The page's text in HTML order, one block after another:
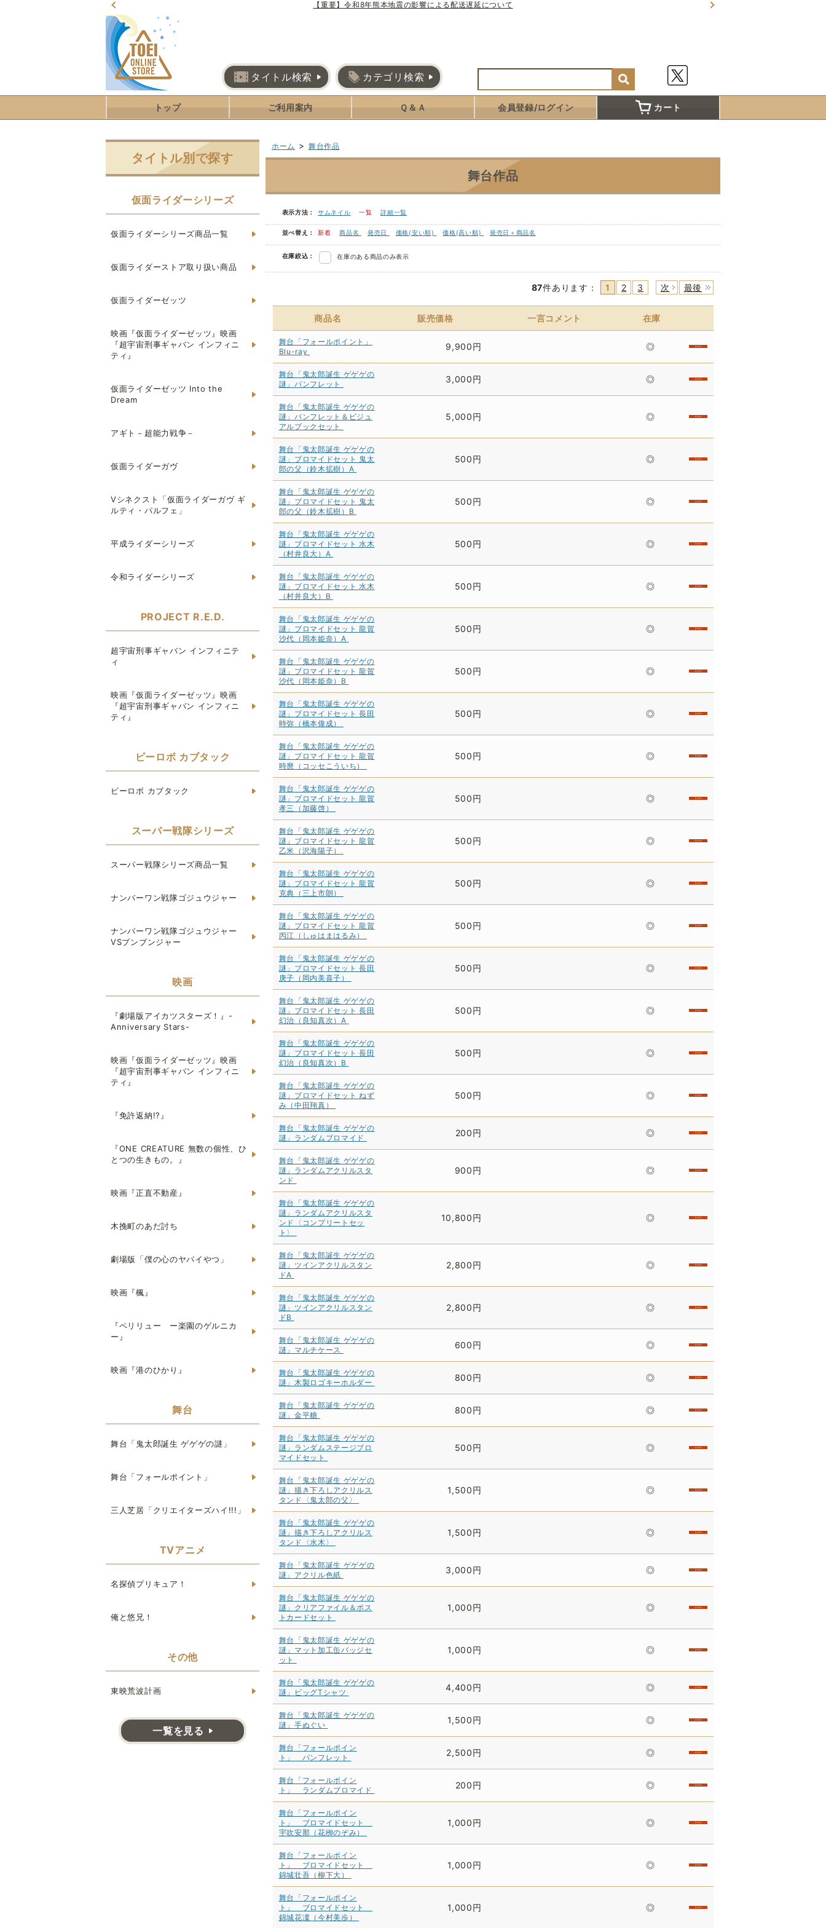
【重要】令和8年熊本地震の影響による配送遅延について
タイトル検索 カテゴリ検索
トップ ご利用案内 Ｑ＆Ａ 会員登録/ログイン カート
ホーム > 舞台作品
舞台作品
表示方法： サムネイル 一覧 詳細一覧
並べ替え： 新着 商品名 発売日 価格(安い順) 価格(高い順) 発売日＋商品名
在庫絞込： 在庫のある商品のみ表示
87件あります ： 1 2 3 次 最後
商品名 販売価格 一言コメント 在庫
舞台「フォールポイント」
Blu-ray
9,900円 ◎
舞台「鬼太郎誕生 ゲゲゲの
謎」パンフレット
3,000円 ◎
舞台「鬼太郎誕生 ゲゲゲの
謎」パンフレット＆ビジュ
アルブックセット
5,000円 ◎
舞台「鬼太郎誕生 ゲゲゲの
謎」ブロマイドセット 鬼太
郎の父（鈴木拡樹）A
500円 ◎
舞台「鬼太郎誕生 ゲゲゲの
謎」ブロマイドセット 鬼太
郎の父（鈴木拡樹）B
500円 ◎
舞台「鬼太郎誕生 ゲゲゲの
謎」ブロマイドセット 水木
（村井良大）A
500円 ◎
舞台「鬼太郎誕生 ゲゲゲの
謎」ブロマイドセット 水木
（村井良大）B
500円 ◎
舞台「鬼太郎誕生 ゲゲゲの
謎」ブロマイドセット 龍賀
沙代（岡本姫奈）A
500円 ◎
舞台「鬼太郎誕生 ゲゲゲの
謎」ブロマイドセット 龍賀
沙代（岡本姫奈）B
500円 ◎
舞台「鬼太郎誕生 ゲゲゲの
謎」ブロマイドセット 長田
時弥（橋本偉成）
500円 ◎
舞台「鬼太郎誕生 ゲゲゲの
謎」ブロマイドセット 龍賀
時麿（コッセこういち）
500円 ◎
舞台「鬼太郎誕生 ゲゲゲの
謎」ブロマイドセット 龍賀
孝三（加藤啓）
500円 ◎
舞台「鬼太郎誕生 ゲゲゲの
謎」ブロマイドセット 龍賀
乙米（沢海陽子）
500円 ◎
舞台「鬼太郎誕生 ゲゲゲの
謎」ブロマイドセット 龍賀
克典（三上市朗）
500円 ◎
舞台「鬼太郎誕生 ゲゲゲの
謎」ブロマイドセット 龍賀
丙江（しゅはまはるみ）
500円 ◎
舞台「鬼太郎誕生 ゲゲゲの
謎」ブロマイドセット 長田
庚子（岡内美喜子）
500円 ◎
舞台「鬼太郎誕生 ゲゲゲの
謎」ブロマイドセット 長田
幻治（良知真次）A
500円 ◎
舞台「鬼太郎誕生 ゲゲゲの
謎」ブロマイドセット 長田
幻治（良知真次）B
500円 ◎
舞台「鬼太郎誕生 ゲゲゲの
謎」ブロマイドセット ねず
み（中田翔真）
500円 ◎
舞台「鬼太郎誕生 ゲゲゲの
謎」ランダムブロマイド
200円 ◎
舞台「鬼太郎誕生 ゲゲゲの
謎」ランダムアクリルスタ
ンド
900円 ◎
舞台「鬼太郎誕生 ゲゲゲの
謎」ランダムアクリルスタ
ンド〈コンプリートセッ
ト〉
10,800円 ◎
舞台「鬼太郎誕生 ゲゲゲの
謎」ツインアクリルスタン
ドA
2,800円 ◎
舞台「鬼太郎誕生 ゲゲゲの
謎」ツインアクリルスタン
ドB
2,800円 ◎
舞台「鬼太郎誕生 ゲゲゲの
謎」マルチケース
600円 ◎
舞台「鬼太郎誕生 ゲゲゲの
謎」木製ロゴキーホルダー
800円 ◎
舞台「鬼太郎誕生 ゲゲゲの
謎」金平糖
800円 ◎
舞台「鬼太郎誕生 ゲゲゲの
謎」ランダムステージブロ
マイドセット
500円 ◎
舞台「鬼太郎誕生 ゲゲゲの
謎」描き下ろしアクリルス
タンド〈鬼太郎の父〉
1,500円 ◎
舞台「鬼太郎誕生 ゲゲゲの
謎」描き下ろしアクリルス
タンド〈水木〉
1,500円 ◎
舞台「鬼太郎誕生 ゲゲゲの
謎」アクリル色紙
3,000円 ◎
舞台「鬼太郎誕生 ゲゲゲの
謎」クリアファイル＆ポス
トカードセット
1,000円 ◎
舞台「鬼太郎誕生 ゲゲゲの
謎」マット加工缶バッジセ
ット
1,000円 ◎
舞台「鬼太郎誕生 ゲゲゲの
謎」ビッグTシャツ
4,400円 ◎
舞台「鬼太郎誕生 ゲゲゲの
謎」手ぬぐい
1,500円 ◎
舞台「フォールポイン
ト」 パンフレット
2,500円 ◎
舞台「フォールポイン
ト」 ランダムブロマイド
200円 ◎
舞台「フォールポイン
ト」 ブロマイドセット
宇吹安那（花栁のぞみ）
1,000円 ◎
舞台「フォールポイン
ト」 ブロマイドセット
錦城壮吾（柳下大）
1,000円 ◎
舞台「フォールポイン
ト」 ブロマイドセット
錦城花凜（今村美歩）
1,000円 ◎
タイトル別で探す
仮面ライダーシリーズ
仮面ライダーシリーズ商品一覧
仮面ライダーストア取り扱い商品
仮面ライダーゼッツ
映画『仮面ライダーゼッツ』映画
『超宇宙刑事ギャバン インフィニ
ティ』
仮面ライダーゼッツ Into the
Dream
アギト－超能力戦争－
仮面ライダーガヴ
Vシネクスト「仮面ライダーガヴ ギ
ルティ・パルフェ」
平成ライダーシリーズ
令和ライダーシリーズ
PROJECT R.E.D.
超宇宙刑事ギャバン インフィニテ
ィ
映画『仮面ライダーゼッツ』映画
『超宇宙刑事ギャバン インフィニ
ティ』
ビーロボ カブタック
ビーロボ カブタック
スーパー戦隊シリーズ
スーパー戦隊シリーズ商品一覧
ナンバーワン戦隊ゴジュウジャー
ナンバーワン戦隊ゴジュウジャー
VSブンブンジャー
映画
『劇場版アイカツスターズ！』-
Anniversary Stars-
映画『仮面ライダーゼッツ』映画
『超宇宙刑事ギャバン インフィニ
ティ』
『免許返納!?』
『ONE CREATURE 無数の個性、ひ
とつの生きもの。』
映画『正直不動産』
木挽町のあだ討ち
劇場版「僕の心のヤバイやつ」
映画『楓』
『ペリリュー ー楽園のゲルニカ
ー』
映画『港のひかり』
舞台
舞台「鬼太郎誕生 ゲゲゲの謎」
舞台「フォールポイント」
三人芝居「クリエイターズハイ!!!」
TVアニメ
名探偵プリキュア！
俺と悠兄！
その他
東映荒波計画
一覧を見る